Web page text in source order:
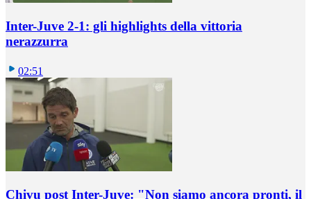
Inter-Juve 2-1: gli highlights della vittoria
nerazzurra
02:51
Chivu post Inter-Juve: "Non siamo ancora pronti, il